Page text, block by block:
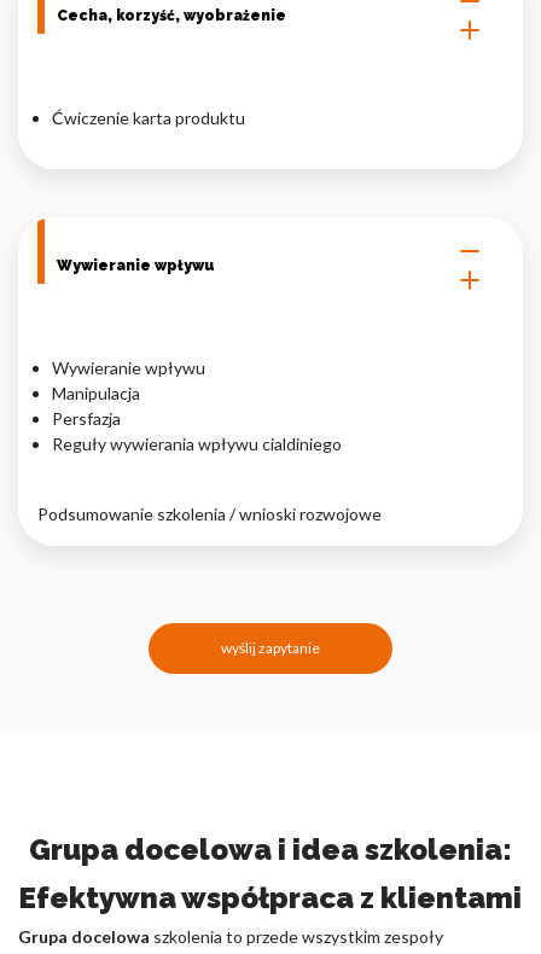
Cecha, korzyść, wyobrażenie
Ćwiczenie karta produktu
Wywieranie wpływu
Wywieranie wpływu
Manipulacja
Persfazja
Reguły wywierania wpływu cialdiniego
Podsumowanie szkolenia / wnioski rozwojowe
wyślij zapytanie
Grupa docelowa i idea szkolenia:
Efektywna współpraca z klientami
Grupa docelowa szkolenia to przede wszystkim zespoły